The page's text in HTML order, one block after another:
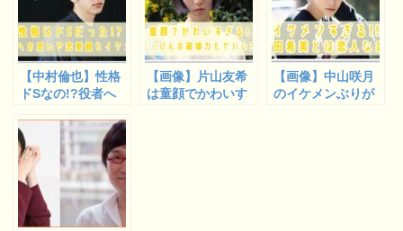
【中村倫也】性格
ドSなの!?役者へ
でイケメンだった!
【画像】片山友希
は童顔でかわいす
【画像】中山咲月
のイケメンぶりが